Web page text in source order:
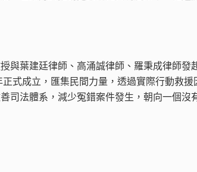
與葉建廷律師、高涌誠律師、羅秉成律師發
式成立，匯集民間力量，透過實際行動救援
司法體系，減少冤錯案件發生，朝向一個沒